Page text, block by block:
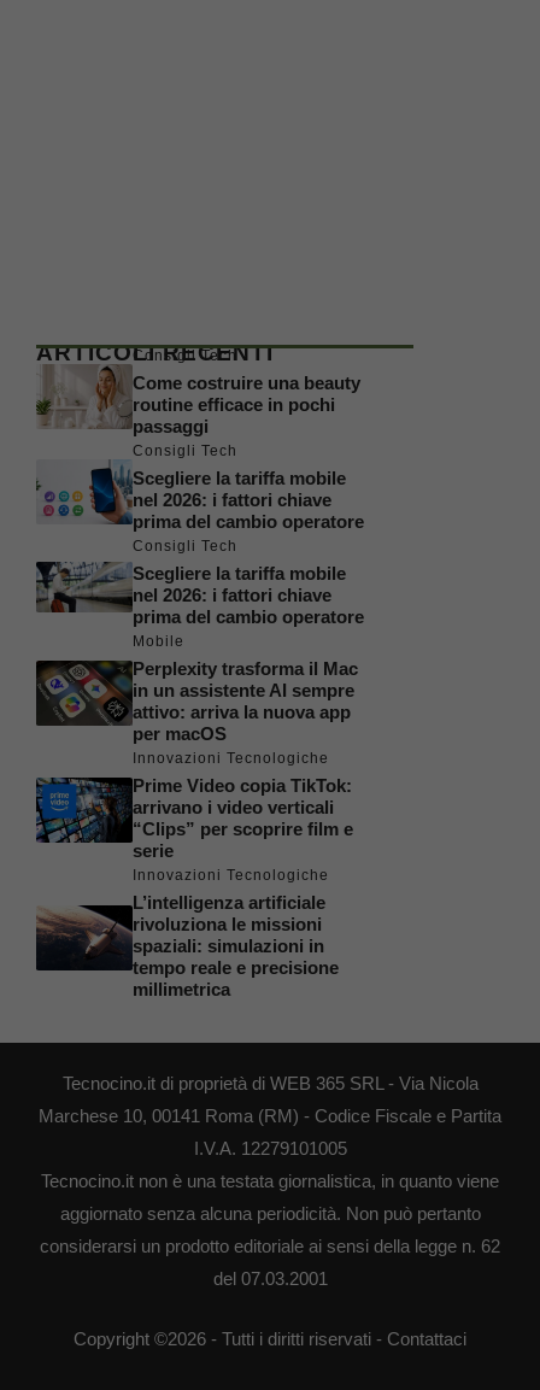
ARTICOLI RECENTI
Consigli Tech
Come costruire una beauty
routine efficace in pochi
passaggi
Consigli Tech
Scegliere la tariffa mobile
nel 2026: i fattori chiave
prima del cambio operatore
Consigli Tech
Scegliere la tariffa mobile
nel 2026: i fattori chiave
prima del cambio operatore
Mobile
Perplexity trasforma il Mac
in un assistente AI sempre
attivo: arriva la nuova app
per macOS
Innovazioni Tecnologiche
Prime Video copia TikTok:
arrivano i video verticali
“Clips” per scoprire film e
serie
Innovazioni Tecnologiche
L’intelligenza artificiale
rivoluziona le missioni
spaziali: simulazioni in
tempo reale e precisione
millimetrica
Tecnocino.it di proprietà di WEB 365 SRL - Via Nicola
Marchese 10, 00141 Roma (RM) - Codice Fiscale e Partita
I.V.A. 12279101005
Tecnocino.it non è una testata giornalistica, in quanto viene
aggiornato senza alcuna periodicità. Non può pertanto
considerarsi un prodotto editoriale ai sensi della legge n. 62
del 07.03.2001
Copyright ©2026 - Tutti i diritti riservati - Contattaci